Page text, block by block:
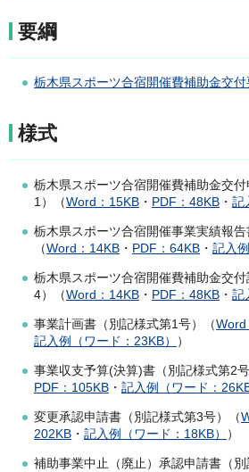
要綱
栃木県スポーツ合宿開催費補助金交付
様式
栃木県スポーツ合宿開催費補助金交
1）（Word：15KB ・ PDF：48KB ・ 記
栃木県スポーツ合宿開催事業実績報告
（Word：14KB ・ PDF：64KB ・ 記入
栃木県スポーツ合宿開催費補助金交
4）（Word：14KB ・ PDF：48KB ・ 記
事業計画書（別記様式第1号）（Word
記入例（ワード：23KB）
）
事業収支予算(決算)書（別記様式第2
PDF：105KB ・ 記入例（ワード：26KB
変更承認申請書（別記様式第3号）（
202KB ・ 記入例（ワード：18KB） ）
補助事業中止（廃止）承認申請書（